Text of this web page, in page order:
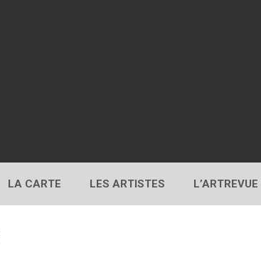
LA CARTE LES ARTISTES L’ARTREVUE